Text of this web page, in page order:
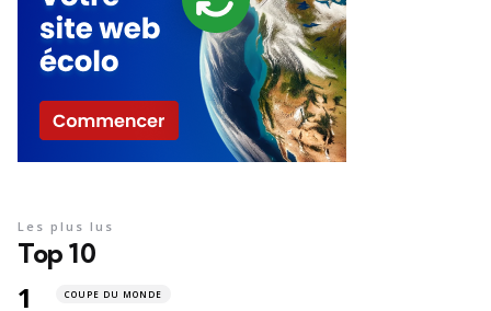
Top 10
Les plus lus
COUPE DU MONDE